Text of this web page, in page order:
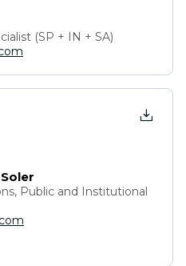
(SP + IN + SA)
Public and Institutional